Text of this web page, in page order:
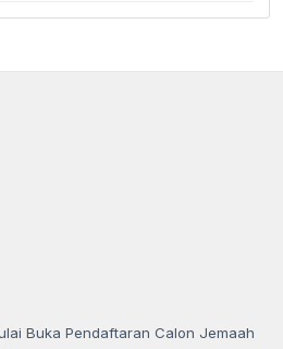
Buka Pendaftaran Calon Jemaah